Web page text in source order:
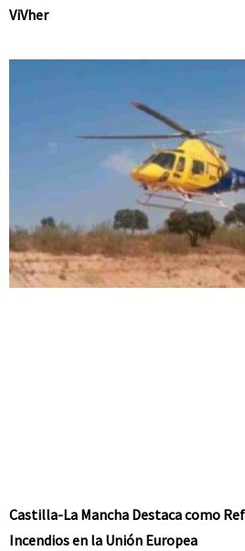
ViVher
Castilla-La Mancha Destaca como
Incendios en la Unión Europea